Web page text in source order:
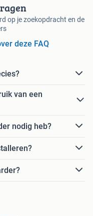
op je zoekopdracht en de
deze FAQ
van een
nodig heb?